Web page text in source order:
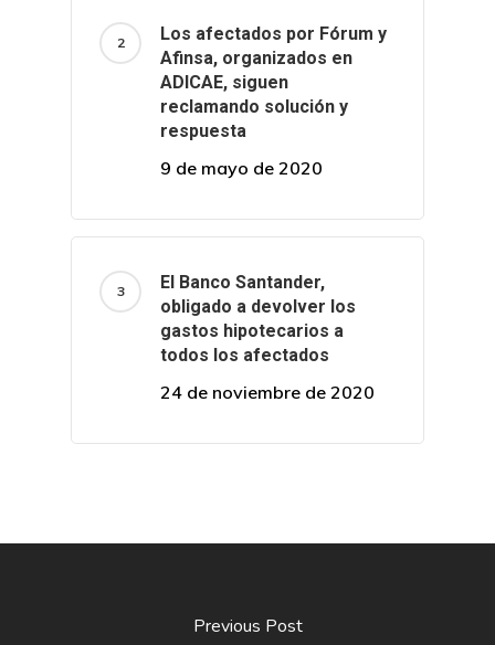
Los afectados por Fórum y
Afinsa, organizados en
ADICAE, siguen
reclamando solución y
respuesta
9 de mayo de 2020
El Banco Santander,
obligado a devolver los
gastos hipotecarios a
todos los afectados
24 de noviembre de 2020
Previous Post